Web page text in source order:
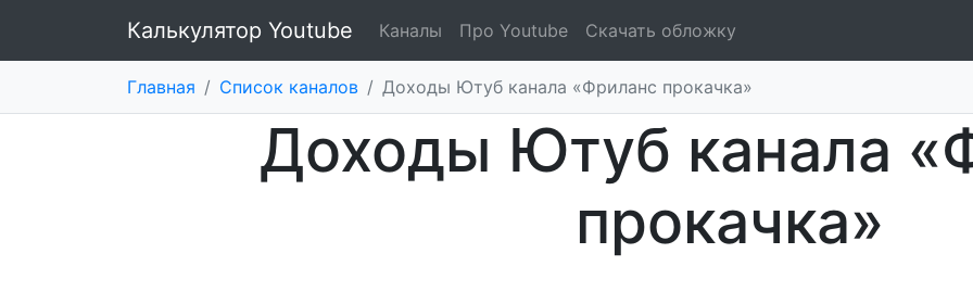
Калькулятор Youtube Каналы Про Youtube Скачать обложку
Главная / Список каналов / Доходы Ютуб канала «Фриланс прокачка»
Доходы Ютуб канала
прокачка»